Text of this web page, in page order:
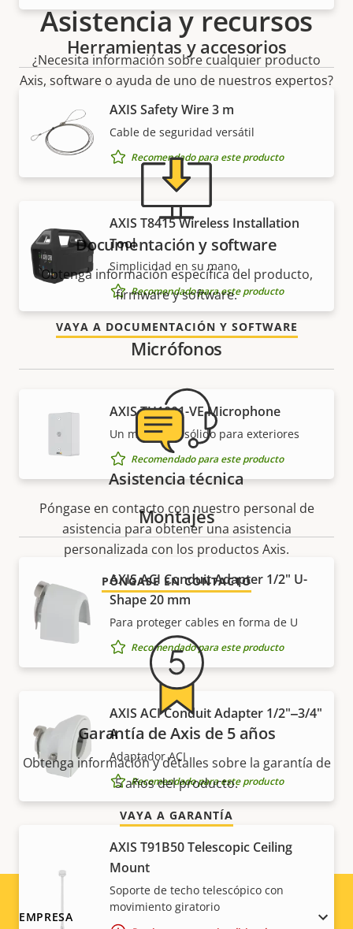
Herramientas y accesorios
AXIS Safety Wire 3 m
Cable de seguridad versátil
Recomendado para este producto
AXIS T8415 Wireless Installation
Tool
Simplicidad en su mano
Recomendado para este producto
Micrófonos
AXIS TU1001-VE Microphone
Un micrófono sólido para exteriores
Recomendado para este producto
Montajes
AXIS ACI Conduit Adapter 1/2" U-
Shape 20 mm
Para proteger cables en forma de U
Recomendado para este producto
AXIS ACI Conduit Adapter 1/2"‒3/4"
A
Adaptador ACI
Recomendado para este producto
AXIS T91B50 Telescopic Ceiling
Mount
Soporte de techo telescópico con
movimiento giratorio
Asistencia y recursos
¿Necesita información sobre cualquier producto
Axis, software o ayuda de uno de nuestros expertos?
Documentación y software
Obtenga información específica del producto,
firmware y software.
VAYA A DOCUMENTACIÓN Y SOFTWARE
Asistencia técnica
Póngase en contacto con nuestro personal de
asistencia para obtener una asistencia
personalizada con los productos Axis.
PÓNGASE EN CONTACTO
Garantía de Axis de 5 años
Obtenga información y detalles sobre la garantía de
5 años del producto.
VAYA A GARANTÍA
Footer
EMPRESA